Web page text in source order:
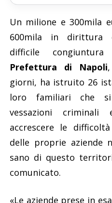
Un milione e 300mila
600mila in dirittura
difficile congiuntura
Prefettura di Napoli
giorni, ha istruito 26
loro familiari che
vessazioni
accrescere le
delle proprie aziende
sano di questo
comunicato.
«Le aziende prese in